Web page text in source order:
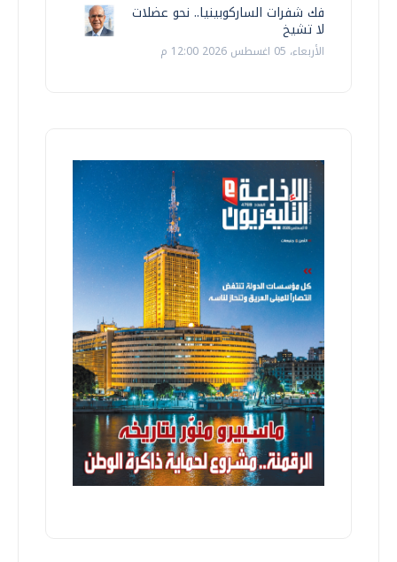
فك شفرات الساركوبينيا.. نحو عضلات
لا تشيخ
الأربعاء، 05 اغسطس 2026 12:00 م